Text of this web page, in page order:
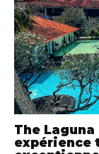
The Laguna
expérience